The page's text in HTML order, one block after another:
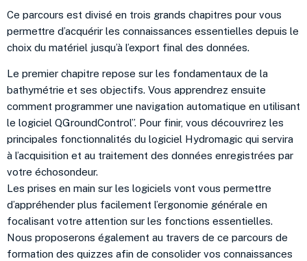
Ce parcours est divisé en trois grands chapitres pour vous
permettre d’acquérir les connaissances essentielles depuis le
choix du matériel jusqu’à l’export final des données.
Le premier chapitre repose sur les fondamentaux de la
bathymétrie et ses objectifs. Vous apprendrez ensuite
comment programmer une navigation automatique en utilisant
le logiciel QGroundControl”. Pour finir, vous découvrirez les
principales fonctionnalités du logiciel Hydromagic qui servira
à l’acquisition et au traitement des données enregistrées par
votre échosondeur.
Les prises en main sur les logiciels vont vous permettre
d’appréhender plus facilement l’ergonomie générale en
focalisant votre attention sur les fonctions essentielles.
Nous proposerons également au travers de ce parcours de
formation des quizzes afin de consolider vos connaissances